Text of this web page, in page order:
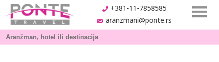
+381-11-7858585
aranzmani@ponte.rs